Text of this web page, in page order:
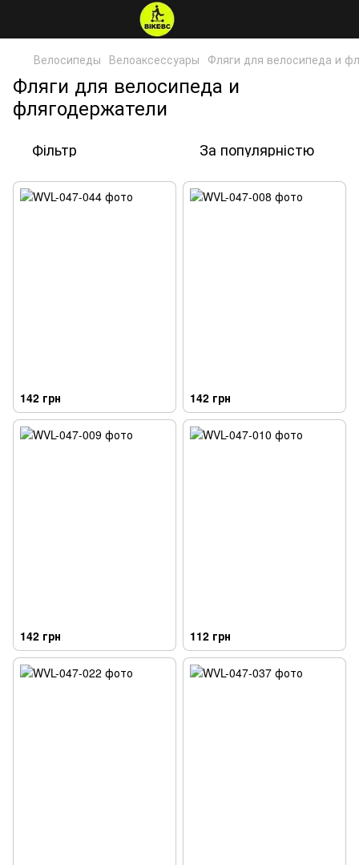
Велосипеды Велоаксессуары Фляги для велосипеда и
Фляги для велосипеда и
флягодержатели
Фільтр За популярністю
142 грн 142 грн
142 грн 112 грн